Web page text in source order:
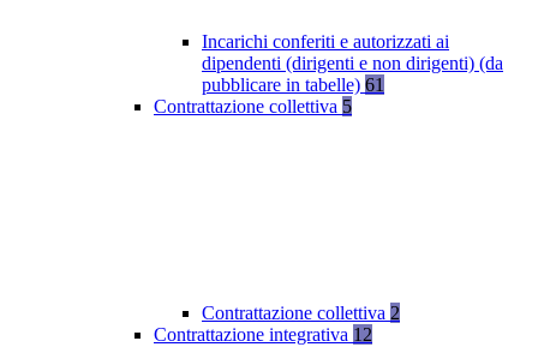
Incarichi conferiti e autorizzati ai
dipendenti (dirigenti e non dirigenti) (da
pubblicare in tabelle) 61
Contrattazione collettiva 5
Contrattazione collettiva 2
Contrattazione integrativa 12